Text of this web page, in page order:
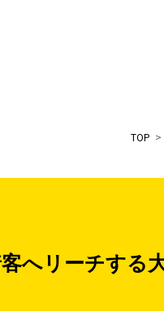
TOP >
へリーチする